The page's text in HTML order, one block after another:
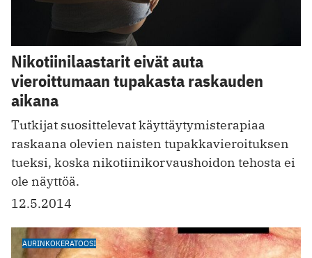
Nikotiinilaastarit eivät auta
vieroittumaan tupakasta raskauden
aikana
Tutkijat suosittelevat käyttäytymisterapiaa
raskaana olevien naisten tupakkavieroituksen
tueksi, koska nikotiinikorvaushoidon tehosta ei
ole näyttöä.
12.5.2014
AURINKOKERATOOSI